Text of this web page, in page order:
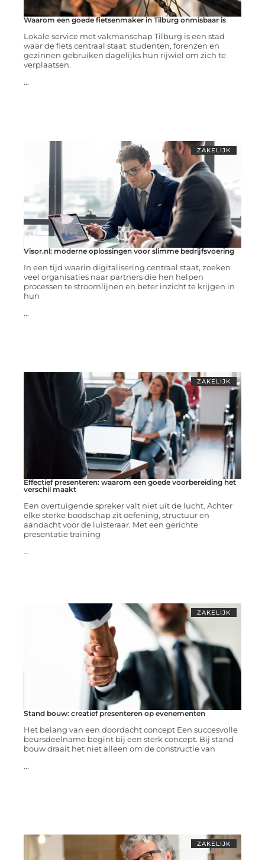
Waarom een goede fietsenmaker in Tilburg onmisbaar is
Lokale service met vakmanschap Tilburg is een stad
waar de fiets centraal staat: studenten, forenzen en
gezinnen gebruiken dagelijks hun rijwiel om zich te
verplaatsen.
...
ZAKELIJK
Visor.nl: moderne oplossingen voor slimme bedrijfsvoering
In een tijd waarin digitalisering centraal staat, zoeken
veel organisaties naar partners die hen helpen
processen te stroomlijnen en beter inzicht te krijgen in
hun
...
ZAKELIJK
Effectief presenteren: waarom een goede voorbereiding het
verschil maakt
Een overtuigende spreker valt niet uit de lucht. Achter
elke sterke boodschap zit oefening, structuur en
aandacht voor de luisteraar. Met een gerichte
presentatie training
...
ZAKELIJK
Stand bouw: creatief presenteren op evenementen
Het belang van een doordacht concept Een succesvolle
beursdeelname begint bij een sterk concept. Bij stand
bouw draait het niet alleen om de constructie van
...
ZAKELIJK